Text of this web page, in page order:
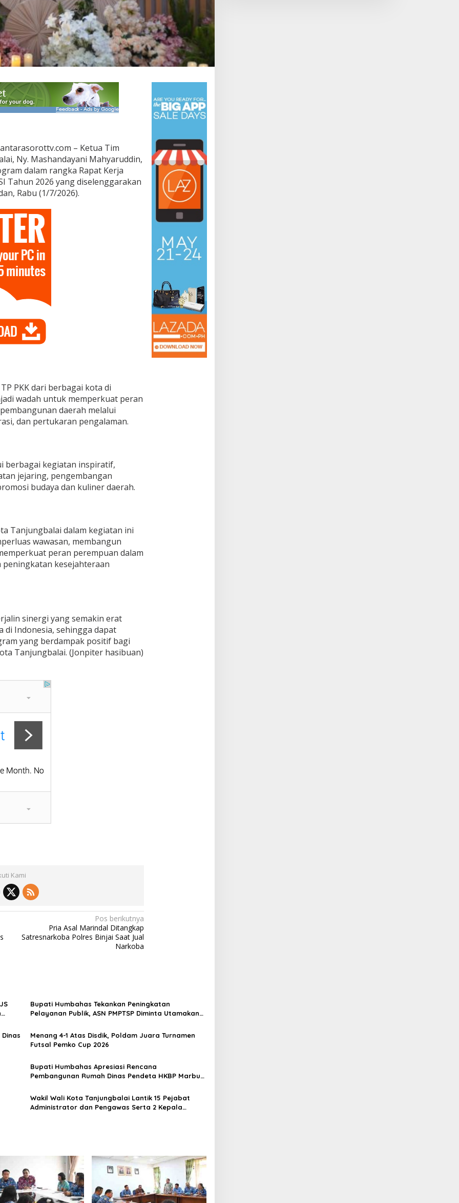
– Ketua Tim
Ny. Mashandayani Mahyaruddin,
dalam rangka Rapat Kerja
Tahun 2026 yang diselenggarakan
Rabu (1/7/2026).
PKK dari berbagai kota di
wadah untuk memperkuat peran
daerah melalui
dan pertukaran pengalaman.
berbagai kegiatan inspiratif,
jejaring, pengembangan
budaya dan kuliner daerah.
Tanjungbalai dalam kegiatan ini
wawasan, membangun
peran perempuan dalam
kesejahteraan
sinergi yang semakin erat
di Indonesia, sehingga dapat
yang berdampak positif bagi
Tanjungbalai. (Jonpiter hasibuan)
Kami
Pos berikutnya
Pria Asal Marindal Ditangkap
Satresnarkoba Polres Binjai Saat Jual
Narkoba
Bupati Humbahas Tekankan Peningkatan
Pelayanan Publik, ASN PMPTSP Diminta Utamakan
Menang 4-1 Atas Disdik, Poldam Juara Turnamen
Futsal Pemko Cup 2026
Bupati Humbahas Apresiasi Rencana
Pembangunan Rumah Dinas Pendeta HKBP Marbun
Wakil Wali Kota Tanjungbalai Lantik 15 Pejabat
Administrator dan Pengawas Serta 2 Kepala